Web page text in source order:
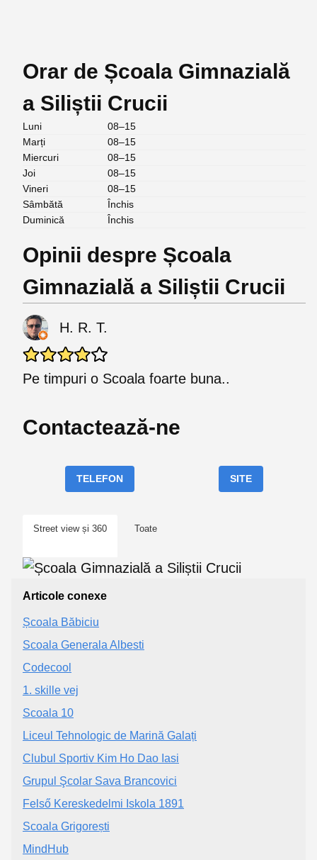
Orar de Școala Gimnazială
a Siliștii Crucii
Luni
08–15
Marți
08–15
Miercuri
08–15
Joi
08–15
Vineri
08–15
Sâmbătă
Închis
Duminică
Închis
Opinii despre Școala
Gimnazială a Siliștii Crucii
H. R. T.
Pe timpuri o Scoala foarte buna..
Contactează-ne
TELEFON SITE
Street view și 360 Toate
Articole conexe
Școala Băbiciu
Scoala Generala Albesti
Codecool
1. skille vej
Scoala 10
Liceul Tehnologic de Marină Galați
Clubul Sportiv Kim Ho Dao Iasi
Grupul Şcolar Sava Brancovici
Felső Kereskedelmi Iskola 1891
Scoala Grigorești
MindHub